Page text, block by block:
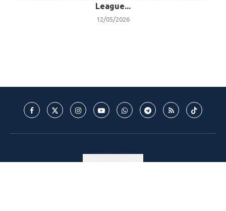
League...
12/05/2026